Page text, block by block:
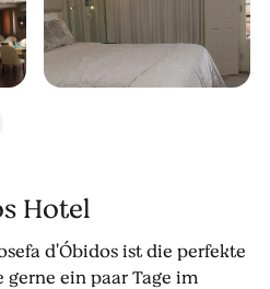
Hotel
d'Óbidos ist die perfekte
ein paar Tage im